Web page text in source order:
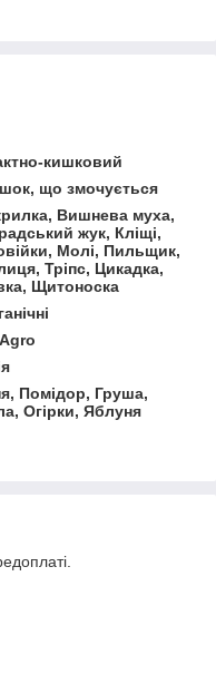
кишковий
що змочується
Вишнева муха,
жук, Кліщі,
Молі, Пильщик,
Тріпс, Цикадка,
Щитоноска
Помідор, Груша,
Огірки, Яблуня